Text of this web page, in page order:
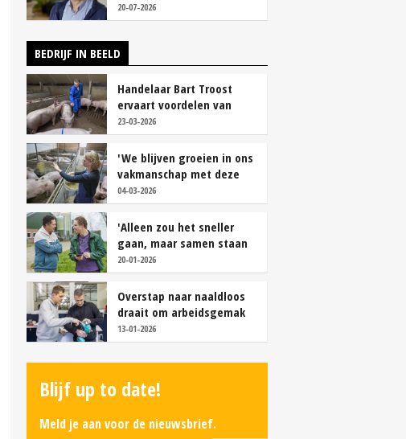
20-07-2026
BEDRIJF IN BEELD
Handelaar Bart Troost
ervaart voordelen van
coöperatieve voerfusie
23-03-2026
'We blijven groeien in ons
vakmanschap met deze
teamaanpak'
04-03-2026
'Alleen zou het sneller
gaan, maar samen staan
we stukken sterker'
20-01-2026
Overstap naar naaldloos
draait om arbeidsgemak
en diervriendelijkheid
13-01-2026
Blijf up to date!
Meld je aan voor de nieuwsbrief.